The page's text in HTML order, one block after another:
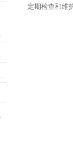
定期检查和维